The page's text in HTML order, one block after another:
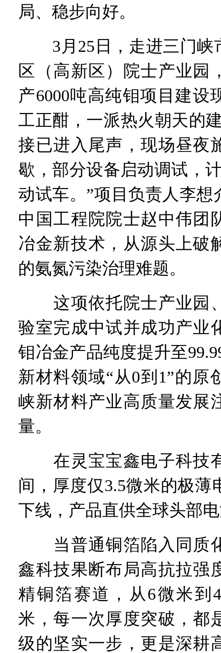
习近平对防汛救灾工作作出
郑州、济南、青岛三城联合
省政协十三届常委会第二
“七一勋章”获得者丨“炼油
“建设社会主义现代化强国
豫篮联赛结束第十七轮争
算力，正在重新“耕种”中原
河南省二十条硬核举措出
河南省主汛期防汛抗旱工作
“从根本上改变了中国人民
局、稳步向好。
3月25日，走进三门峡
区（高新区）院士产业园
产6000吨高纯钼项目建设
工正酣，一派热火朝天的
接已进入尾声，现场昼夜
歇，部分设备启动调试，
动试车。”项目负责人李想
中国工程院院士赵中伟团
冶金新技术，从源头上破
的氨氮污染治理难题。
这项依托院士产业园
验室完成中试并成功产业
钼冶金产品纯度提升至
新材料领域“从0到1”的原
峡新材料产业高质量发展
量。
在灵宝宝鑫电子科技
间，厚度仅3.5微米的极薄
下线，产品直供全球头部
当普通铜箔陷入同质
鑫科技果断布局高抗拉强
精铜箔赛道，从6微米到
米，每一次厚度突破，都
级的坚实一步，更是深耕